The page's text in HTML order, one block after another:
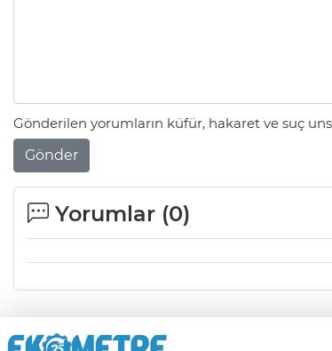
Gönderilen yorumların küfür, hakaret ve suç
Gönder
Yorumlar (0)